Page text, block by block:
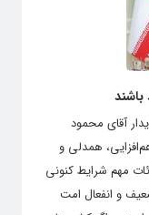
آقای محمود
همدلی و
مهم شرایط کنونی
و انفعال امت